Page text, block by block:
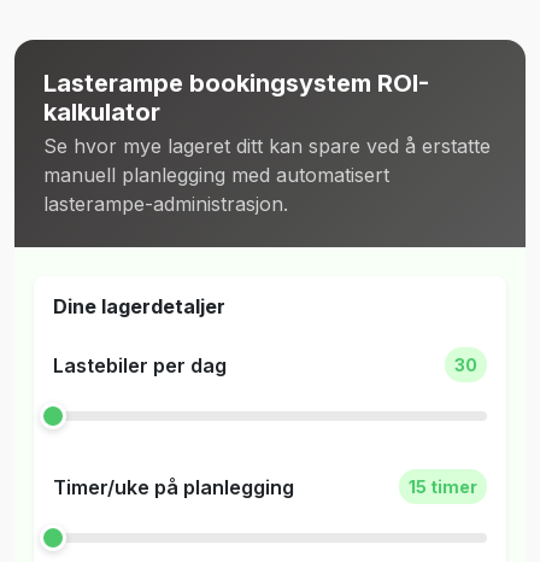
Lasterampe bookingsystem ROI-
kalkulator
Se hvor mye lageret ditt kan spare ved å erstatte
manuell planlegging med automatisert
lasterampe-administrasjon.
Dine lagerdetaljer
Lastebiler per dag 30
Timer/uke på planlegging 15 timer